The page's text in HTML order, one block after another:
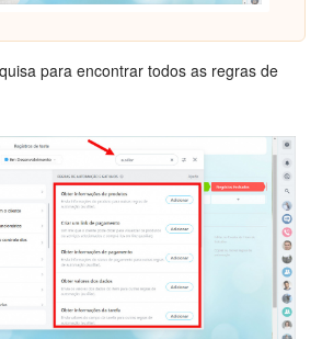
line
para encontrar todos as regras de